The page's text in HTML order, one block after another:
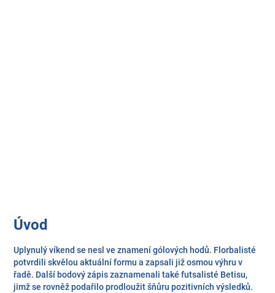
Úvod
Uplynulý víkend se nesl ve znamení gólových hodů. Florbalisté
potvrdili skvělou aktuální formu a zapsali již osmou výhru v
řadě. Další bodový zápis zaznamenali také futsalisté Betisu,
jimž se rovněž podařilo prodloužit šňůru pozitivních výsledků.